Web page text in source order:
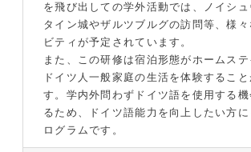
を飛び出しての学外活動では、ノイシュ
タイン城やザルツブルグの訪問等、様々
ビティが予定されています。
また、この研修は宿泊形態がホームステ
ドイツ人一般家庭の生活を体験すること
す。学内外問わずドイツ語を使用する機
るため、ドイツ語能力を向上したい方
ログラムです。